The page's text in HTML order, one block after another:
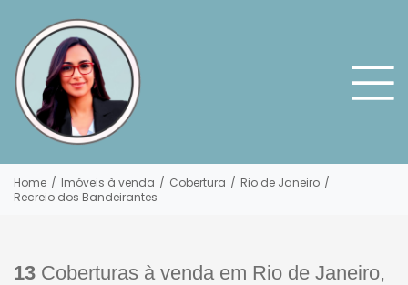
Home / Imóveis à venda / Cobertura / Rio de Janeiro /
Recreio dos Bandeirantes
13 Coberturas à venda em Rio de Janeiro,